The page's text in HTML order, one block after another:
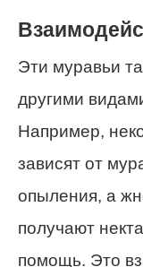
Эти муравьи
другими
Например,
зависят от
опыления, а
получают
помощь. Это